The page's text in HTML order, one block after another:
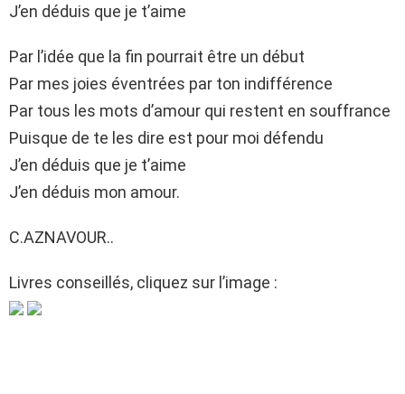
J’en déduis que je t’aime
Par l’idée que la fin pourrait être un début
Par mes joies éventrées par ton indifférence
Par tous les mots d’amour qui restent en souffrance
Puisque de te les dire est pour moi défendu
J’en déduis que je t’aime
J’en déduis mon amour.
C.AZNAVOUR..
Livres conseillés, cliquez sur l’image :